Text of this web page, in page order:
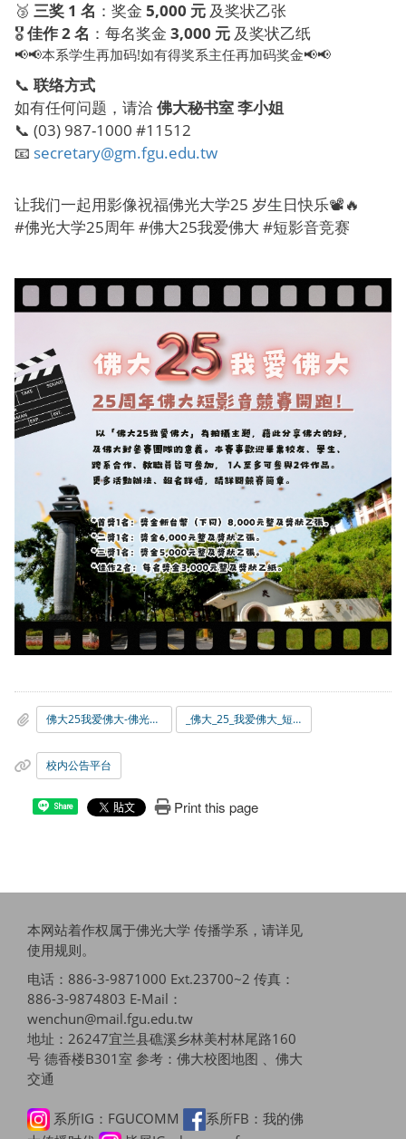
🥉 三奖 1 名 ：奖金 5,000 元 及奖状乙张
🎖️佳作 2 名 ：每名奖金 3,000 元 及奖状乙纸
📢📢本系学生再加码!如有得奖系主任再加码奖金📢📢
📞 联络方式
如有任何问题，请洽 佛大秘书室 李小姐
📞 (03) 987-1000 #11512
📧 secretary@gm.fgu.edu.tw
让我们一起用影像祝福佛光大学25 岁生日快乐📽️🔥
#佛光大学25周年 #佛大25我爱佛大 #短影音竞赛
佛大25我爱佛大-佛光大学25周年短影流量竞赛.pdf _佛大_25_我爱佛大_短影音竞赛报名表.docx
校内公告平台
Share Print this page
本网站着作权属于佛光大学 传播学系，请详见
使用规则。
电话：886-3-9871000 Ext.23700~2 传真：
886-3-9874803 E-Mail：
wenchun@mail.fgu.edu.tw
地址：26247宜兰县礁溪乡林美村林尾路160
号 德香楼B301室 参考： 佛大校图地图 、佛大
交通
系所IG：FGUCOMM
系所FB：我的佛